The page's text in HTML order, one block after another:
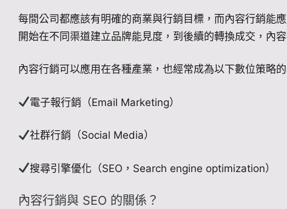
每間公司都應該有明確的商業與行銷目標，而內容行銷能
開始在不同渠道建立品牌能見度，到後續的轉換成交，內
內容行銷可以應用在各種產業，也經常成為以下數位策略的
電子報行銷（Email Marketing）
社群行銷（Social Media）
搜尋引擎優化（SEO，Search engine optimization）
內容行銷與 SEO 的關係？